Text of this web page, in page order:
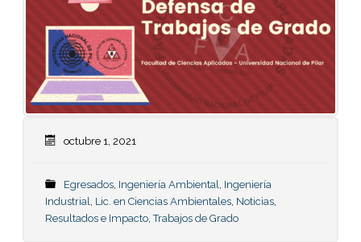
octubre 1, 2021
Egresados, Ingeniería Ambiental, Ingeniería
Industrial, Lic. en Ciencias Ambientales, Noticias,
Resultados e Impacto,Trabajos de Grado